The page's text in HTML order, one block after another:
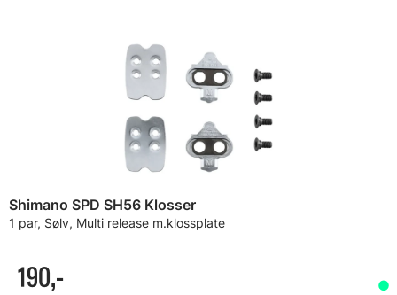
Shimano SPD SH56 Klosser
1 par, Sølv, Multi release m.klossplate
190,-